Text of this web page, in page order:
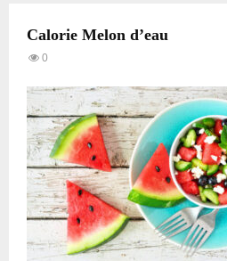
Calorie Melon d’eau
0